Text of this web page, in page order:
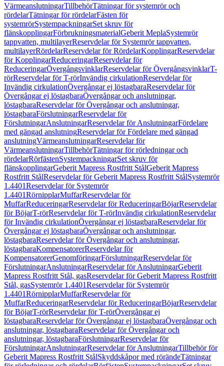
VärmeanslutningarTillbehörTätningar för systemrör och
rördelarTätningar för rördelarFästen för
systemrörSystempackningarSet skruv för
flänskopplingarFörbrukningsmaterialGeberit MeplaSystemrör
tappvatten, multilayerReservdelar för Systemrör tappvatten,
multilayerRördelarReservdelar för RördelarKopplingarReservdelar
för KopplingarReduceringarReservdelar för
ReduceringarÖvergångsvinklarReservdelar för ÖvergångsvinklarT-
rörReservdelar för T-rörInvändig cirkulationReservdelar för
Invändig cirkulationÖvergångar ej löstagbaraReservdelar för
Övergångar ej löstagbaraÖvergångar och anslutningar,
löstagbaraReservdelar för Övergångar och anslutningar,
löstagbaraFörslutningarReservdelar för
FörslutningarAnslutningarReservdelar för AnslutningarFördelare
med gängad anslutningReservdelar för Fördelare med gängad
anslutningVärmeanslutningarReservdelar för
VärmeanslutningarTillbehörTätningar för rörledningar och
rördelarRörfästenSystempackningarSet skruv för
flänskopplingarGeberit Mapress Rostfritt StålGeberit Mapress
Rostfritt StålReservdelar för Geberit Mapress Rostfritt StålSystemrör
1.4401Reservdelar för Systemrör
1.4401RörnipplarMuffarReservdelar för
MuffarReduceringarReservdelar för ReduceringarBöjarReservdelar
för BöjarT-rörReservdelar för T-rörInvändig cirkulationReservdelar
för Invändig cirkulationÖvergångar ej löstagbaraReservdelar för
Övergångar ej löstagbaraÖvergångar och anslutningar,
löstagbaraReservdelar för Övergångar och anslutningar,
löstagbaraKompensatorerReservdelar för
KompensatorerGenomföringarFörslutningarReservdelar för
FörslutningarAnslutningarReservdelar för AnslutningarGeberit
Mapress Rostfritt Stål, gasReservdelar för Geberit Mapress Rostfritt
Stål, gasSystemrör 1.4401Reservdelar för Systemrör
1.4401RörnipplarMuffarReservdelar för
MuffarReduceringarReservdelar för ReduceringarBöjarReservdelar
för BöjarT-rörReservdelar för T-rörÖvergångar ej
löstagbaraReservdelar för Övergångar ej löstagbaraÖvergångar och
anslutningar, löstagbaraReservdelar för Övergångar och
anslutningar, löstagbaraFörslutningarReservdelar för
FörslutningarAnslutningarReservdelar för AnslutningarTillbehör för
Geberit Mapress Rostfritt StålSkyddskåpor med rörändeTätningar